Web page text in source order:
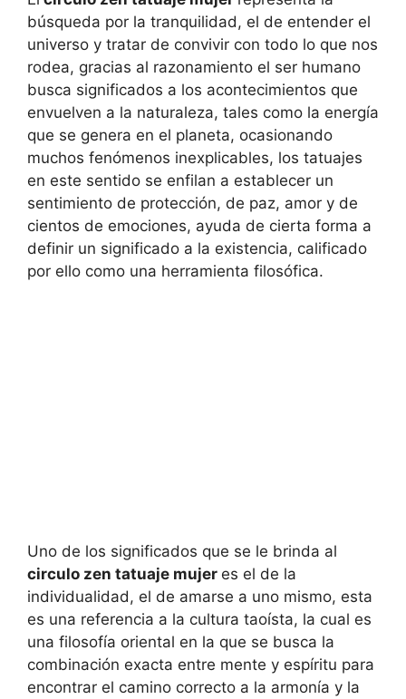
búsqueda por la tranquilidad, el de entender el
universo y tratar de convivir con todo lo que nos
rodea, gracias al razonamiento el ser humano
busca significados a los acontecimientos que
envuelven a la naturaleza, tales como la energía
que se genera en el planeta, ocasionando
muchos fenómenos inexplicables, los tatuajes
en este sentido se enfilan a establecer un
sentimiento de protección, de paz, amor y de
cientos de emociones, ayuda de cierta forma a
definir un significado a la existencia, calificado
por ello como una herramienta filosófica.
Uno de los significados que se le brinda al
circulo zen tatuaje mujer es el de la
individualidad, el de amarse a uno mismo, esta
es una referencia a la cultura taoísta, la cual es
una filosofía oriental en la que se busca la
combinación exacta entre mente y espíritu para
encontrar el camino correcto a la armonía y la